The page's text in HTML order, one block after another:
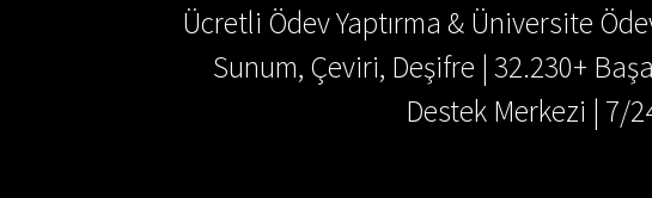
Ücretli Ödev Yaptırma & Üniversite
Sunum, Çeviri, Deşifre | 32.230+
Destek Merkezi | 7/